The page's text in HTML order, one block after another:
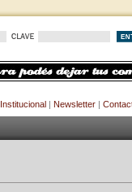
Institucional| Newsletter|